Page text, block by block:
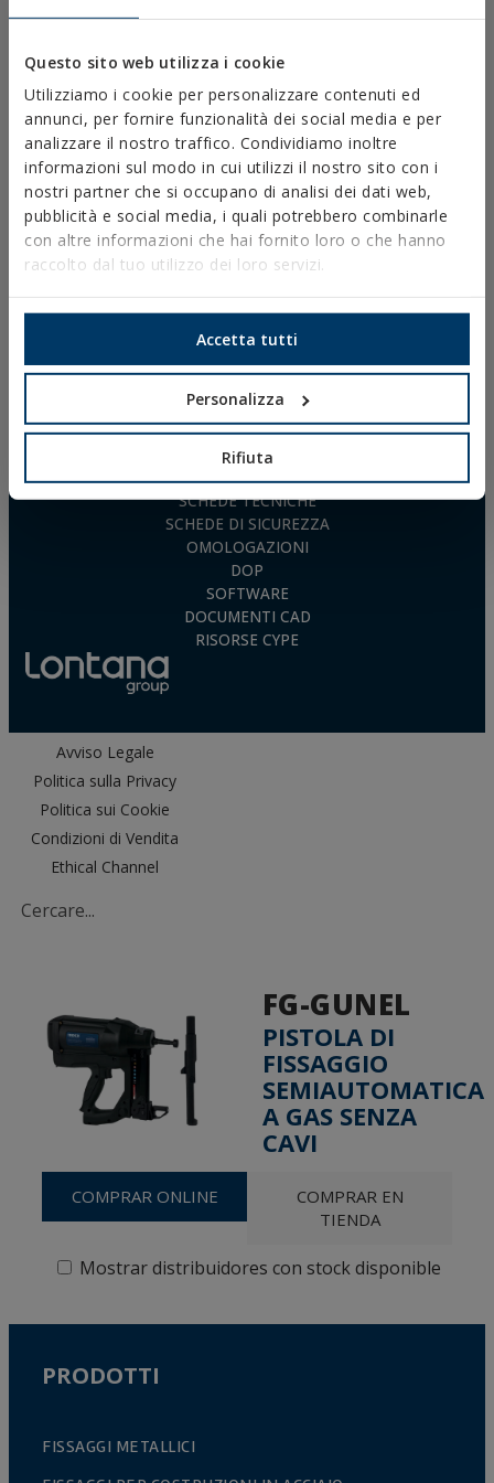
Questo sito web utilizza i cookie
Utilizziamo i cookie per personalizzare contenuti ed
annunci, per fornire funzionalità dei social media e per
analizzare il nostro traffico. Condividiamo inoltre
informazioni sul modo in cui utilizzi il nostro sito con i
nostri partner che si occupano di analisi dei dati web,
pubblicità e social media, i quali potrebbero combinarle
con altre informazioni che hai fornito loro o che hanno
raccolto dal tuo utilizzo dei loro servizi.
Accetta tutti
Personalizza
Rifiuta
941
131
VEDI
MAPPA
SCHIUME DI POLIURETANO
DOWNLOAD
CATALOGHI
SCHEDE TECNICHE
SCHEDE DI SICUREZZA
OMOLOGAZIONI
DOP
SOFTWARE
DOCUMENTI CAD
RISORSE CYPE
Avviso Legale
Politica sulla Privacy
Politica sui Cookie
Condizioni di Vendita
Ethical Channel
FG-GUNEL
PISTOLA DI
FISSAGGIO
SEMIAUTOMATICA
A GAS SENZA
CAVI
COMPRAR ONLINE
COMPRAR EN
TIENDA
Mostrar distribuidores con stock disponible
PRODOTTI
FISSAGGI METALLICI